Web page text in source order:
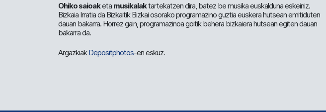
Ohiko saioaketa musikalaktartekatzen dira, batez be musika euskalduna eskeiniz.
Bizkaia Irratia da Bizkaitik Bizkai osorako programazino guztia euskera hutsean emitiduten
dauan bakarra. Horrez gain, programazinoa goitik behera bizkaiera hutsean egiten dauan
bakarra da.
ArgazkiakDepositphotos-en eskuz.